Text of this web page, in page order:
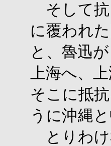
そして抗
に覆われ
と、魯迅
上海へ、
そこに抵
うに沖縄
とりわけ